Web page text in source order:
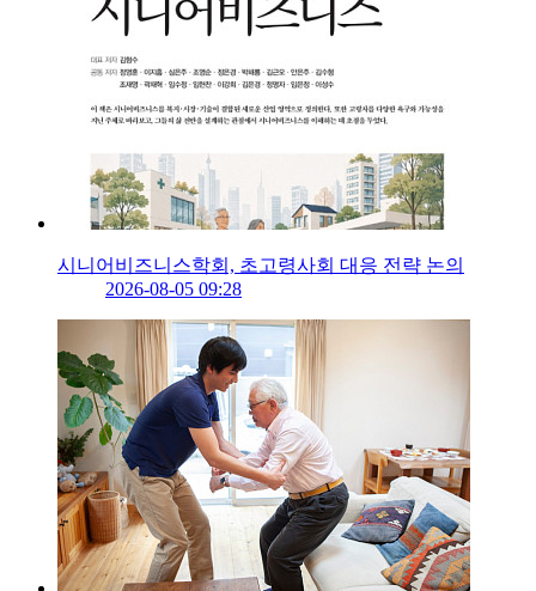
시니어비즈니스학회, 초고령사회 대응 전략 논의
2026-08-05 09:28